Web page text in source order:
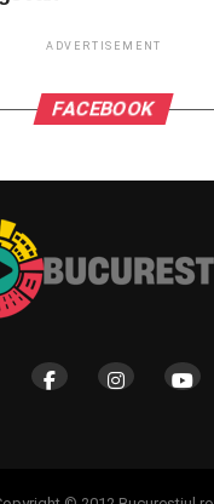
ADVERTISEMENT
FACEBOOK